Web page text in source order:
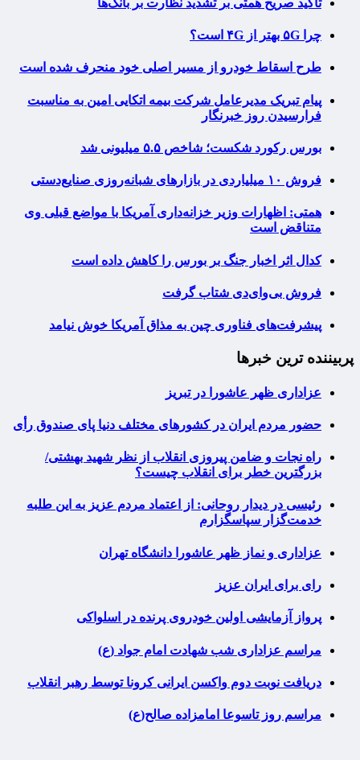
چرا ۵G بهتر از ۴G است؟
طرح اسقاط خودرو از مسیر اصلی خود منحرف شده است
پیام تبریک مدیرعامل شرکت بیمه اتکایی امین به مناسبت
فرارسیدن روز خبرنگار
بورس رکورد شکست؛ شاخص ۵.۵ میلیونی شد
فروش ۱۰ میلیاردی در بازارهای شبانه‌روزی صنایع‌دستی
همتی: اظهارات وزیر خزانه‌داری آمریکا با مواضع قبلی وی
متناقض است
کدال اثر اخبار جنگ بر بورس را کاهش داده است
فروش بی‌وای‌دی شتاب گرفت
پیشرفت‌های فناوری چین به مذاق آمریکا خوش نیامد
پربیننده ترین خبرها
عزاداری ظهر عاشورا در تبریز
حضور مردم ایران در کشورهای مختلف دنیا پای صندوق رأی
راه نجات و ضامن پیروزی انقلاب از نظر شهید بهشتی/
بزرگترین خطر برای انقلاب چیست؟
رئیسی در دیدار روحانی: از اعتماد مردم عزیز به این طلبه
خدمت‌گزار سپاسگزارم
عزاداری و نماز ظهر عاشورا دانشگاه تهران
رای برای ایران عزیز
پرواز آزمایشی اولین خودروی پرنده در اسلواکی
مراسم عزاداری شب شهادت امام جواد (ع)
دریافت نوبت دوم واکسن ایرانی کرونا توسط رهبر انقلاب
مراسم روز تاسوعا امامزاده صالح(ع)